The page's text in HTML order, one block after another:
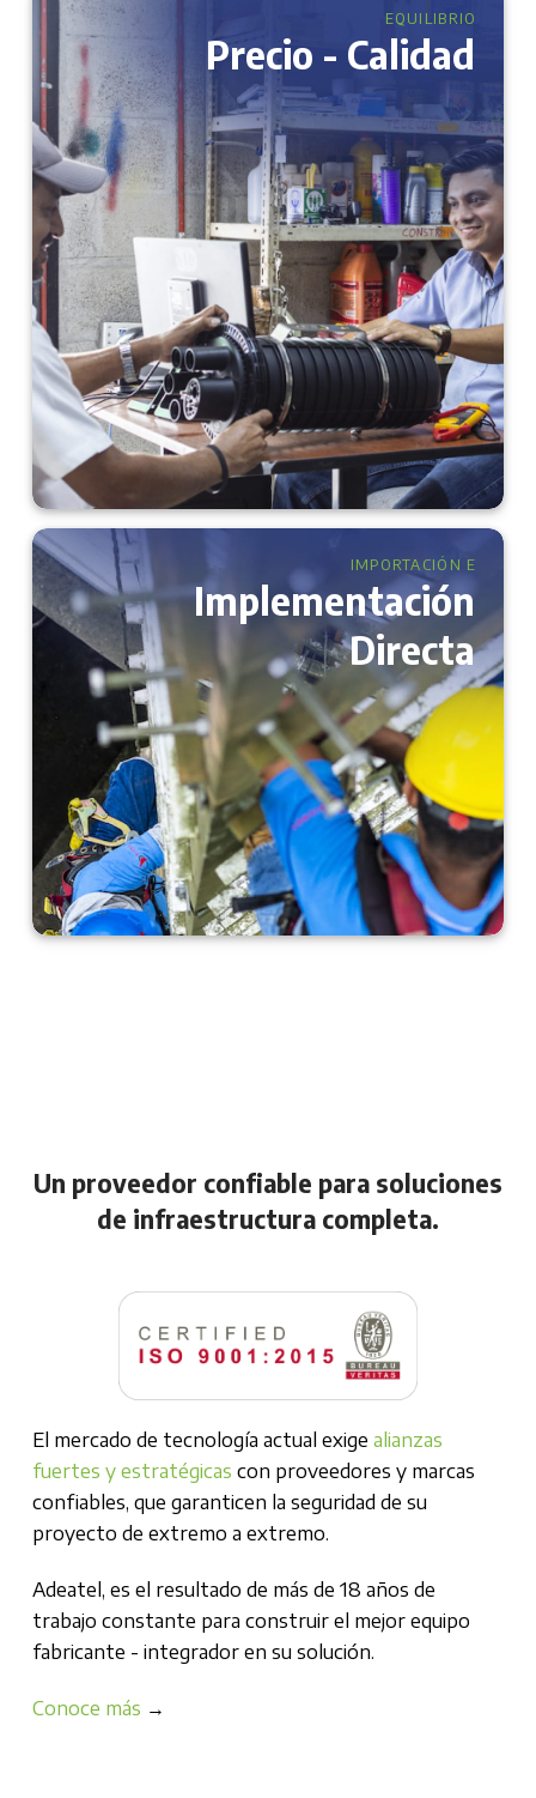
EQUILIBRIO
Precio - Calidad
IMPORTACIÓN E
Implementación
Directa
Un proveedor confiable para soluciones
de infraestructura completa.
El mercado de tecnología actual exige alianzas
fuertes y estratégicas con proveedores y marcas
confiables, que garanticen la seguridad de su
proyecto de extremo a extremo.
Adeatel, es el resultado de más de 18 años de
trabajo constante para construir el mejor equipo
fabricante - integrador en su solución.
Conoce más →